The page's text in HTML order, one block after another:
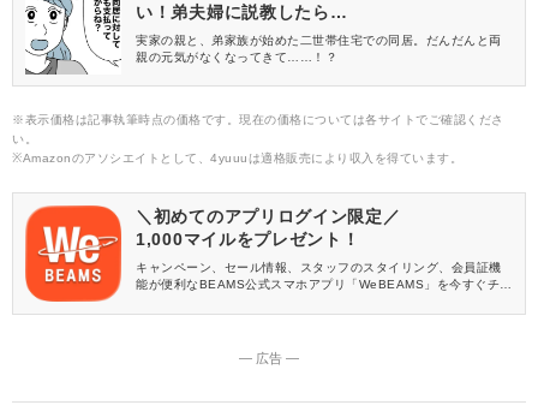
い！弟夫婦に説教したら…
実家の親と、弟家族が始めた二世帯住宅での同居。だんだんと両
親の元気がなくなってきて……！？
※表示価格は記事執筆時点の価格です。現在の価格については各サイトでご確認くださ
い。
※Amazonのアソシエイトとして、4yuuuは適格販売により収入を得ています。
＼初めてのアプリログイン限定／
1,000マイルをプレゼント！
キャンペーン、セール情報、スタッフのスタイリング、会員証機
能が便利なBEAMS公式スマホアプリ「WeBEAMS」を今すぐチェ
― 広告 ―